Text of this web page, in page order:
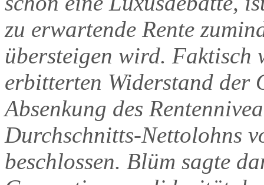
zu erwartende Rente
übersteigen wird. Faktisch
erbitterten Widerstand der
Absenkung des
Durchschnitts-Nettolohns
beschlossen. Blüm sagte